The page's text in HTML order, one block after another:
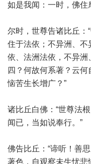
如是我闻：一时，佛住
尔时，世尊告诸比丘：
住于法依；不异洲、不
依、法洲法依，不异
四？何故何系著？云
恼苦生长增广？”
诸比丘白佛：“世尊法
闻已，当如说奉行。”
佛告比丘：“谛听！善
著色，自观察未生忧悲